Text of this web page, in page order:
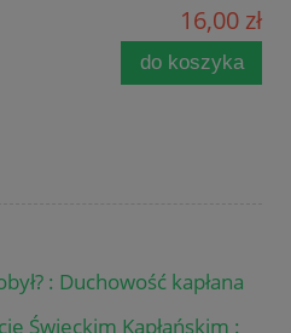
16,00 zł
do koszyka
: Duchowość kapłana
Świeckim Kapłańskim :